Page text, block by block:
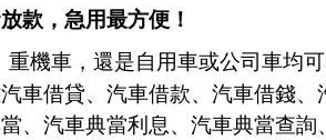
款，急用最方便！
重機車 ，還是自用車或公司車均
車借貸、汽車借款、 汽車借錢、
、汽車典當利息、汽車典當查